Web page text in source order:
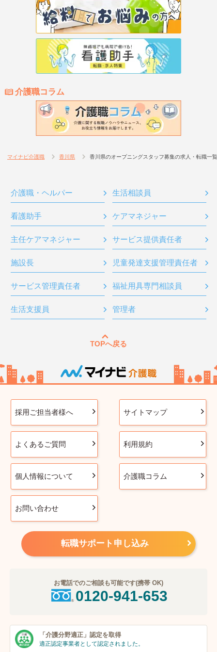
介護職コラム
マイナビ介護職 香川県 香川県のオープニングスタッフ募集の求人・転職一覧
介護職・ヘルパー 生活相談員
看護助手 ケアマネジャー
主任ケアマネジャー サービス提供責任者
施設長 児童発達支援管理責任者
サービス管理責任者 福祉用具専門相談員
生活支援員 管理者
TOPへ戻る
採用ご担当者様へ サイトマップ
よくあるご質問 利用規約
個人情報について 介護職コラム
お問い合わせ
転職サポート申し込み
お電話でのご相談も可能です(携帯 OK)
0120-941-653
「介護分野適正」 認定を取得
適正認定事業者として認定されました。